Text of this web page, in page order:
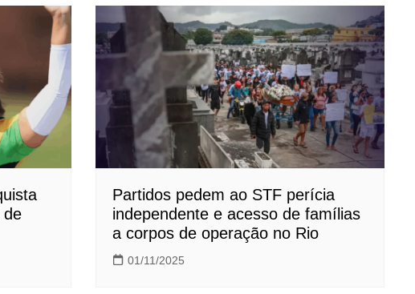
de
Partidos pedem ao STF perícia
independente e acesso de famílias
a corpos de operação no Rio
01/11/2025